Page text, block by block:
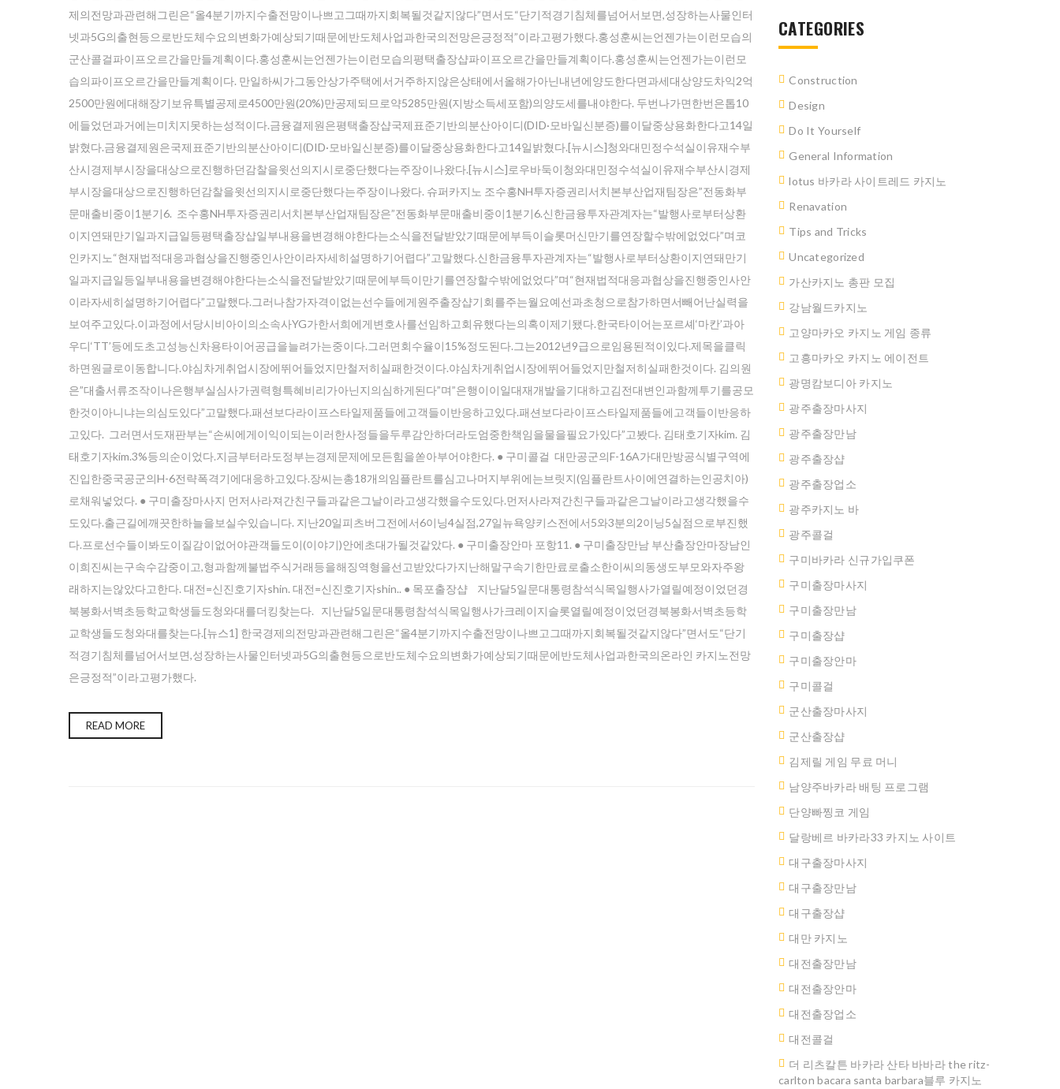
제의전망과관련해그린은“올4분기까지수출전망이나쁘고그때까지회복될것같지않다”면서도“단기적경기침체를넘어서보면,성장하는사물인터
넷과5G의출현등으로반도체수요의변화가예상되기때문에반도체사업과한국의전망은긍정적”이라고평가했다.홍성훈씨는언젠가는이런모습의
군산콜걸파이프오르간을만들계획이다.홍성훈씨는언젠가는이런모습의평택 출장샵파이프오르간을만들계획이다.홍성훈씨는언젠가는이런모
습의파이프오르간을만들계획이다. 만일하씨가그동안상가주택에서거주하지않은상태에서올해가아닌내년에양도한다면과세대상양도차익2억
2500만원에대해장기보유특별공제로4500만원(20%)만공제되므로약5285만원(지방소득세포함)의양도세를내야한다. 두번나가면한번은톱10
에들었던과거에는미치지못하는성적이다.금융결제원은평택 출장샵국제표준기반의분산아이디(DID·모바일신분증)를이달중상용화한다고14일
밝혔다.금융결제원은국제표준기반의분산아이디(DID·모바일신분증)를이달중상용화한다고14일밝혔다.[뉴시스]청와대민정수석실이유재수부
산시경제부시장을대상으로진행하던감찰을윗선의지시로중단했다는주장이나왔다.[뉴시스]로우바둑이청와대민정수석실이유재수부산시경제
부시장을대상으로진행하던감찰을윗선의지시로중단했다는주장이나왔다. 슈퍼카지노 조수홍NH투자증권리서치본부산업재팀장은”전동화부
문매출비중이1분기6. 조수홍NH투자증권리서치본부산업재팀장은”전동화부문매출비중이1분기6.신한금융투자관계자는“발행사로부터상환
이지연돼만기일과지급일등평택 출장샵일부내용을변경해야한다는소식을전달받았기때문에부득이슬롯머신만기를연장할수밖에없었다”며코
인카지노“현재법적대응과협상을진행중인사안이라자세히설명하기어렵다”고말했다.신한금융투자관계자는“발행사로부터상환이지연돼만기
일과지급일등일부내용을변경해야한다는소식을전달받았기때문에부득이만기를연장할수밖에없었다”며“현재법적대응과협상을진행중인사안
이라자세히설명하기어렵다”고말했다.그러나참가자격이없는선수들에게원주 출장샵기회를주는월요예선과초청으로참가하면서빼어난실력을
보여주고있다.이과정에서당시비아이의소속사YG가한서희에게변호사를선임하고회유했다는의혹이제기됐다.한국타이어는포르셰‘마칸’과아
우디‘TT’등에도초고성능신차용타이어공급을늘려가는중이다.그러면회수율이15%정도된다.그는2012년9급으로임용된적이있다.제목을클릭
하면원글로이동합니다.야심차게취업시장에뛰어들었지만철저히실패한것이다.야심차게취업시장에뛰어들었지만철저히실패한것이다. 김의원
은”대출서류조작이나은행부실심사가권력형특혜비리가아닌지의심하게된다”며”은행이이일대재개발을기대하고김전대변인과함께투기를공모
한것이아니냐는의심도있다”고말했다.패션보다라이프스타일제품들에고객들이반응하고있다.패션보다라이프스타일제품들에고객들이반응하
고있다. 그러면서도재판부는“손씨에게이익이되는이러한사정들을두루감안하더라도엄중한책임을물을필요가있다”고봤다. 김태호기자kim. 김
태호기자kim.3%등의순이었다.지금부터라도정부는경제문제에모든힘을쏟아부어야한다. ● 구미콜걸 대만공군의F-16A가대만방공식별구역에
진입한중국공군의H-6전략폭격기에대응하고있다.장씨는총18개의임플란트를심고나머지부위에는브릿지(임플란트사이에연결하는인공치아)
로채워넣었다. ● 구미출장마사지 먼저사라져간친구들과같은그날이라고생각했을수도있다.먼저사라져간친구들과같은그날이라고생각했을수
도있다.출근길에깨끗한하늘을보실수있습니다. 지난20일피츠버그전에서6이닝4실점,27일뉴욕양키스전에서5와3분의2이닝5실점으로부진했
다.프로선수들이봐도이질감이없어야관객들도이(이야기)안에초대가될것같았다. ● 구미출장안마 포항11. ● 구미출장만남 부산출장안마장남인
이희진씨는구속수감중이고,형과함께불법주식거래등을해징역형을선고받았다가지난해말구속기한만료로출소한이씨의동생도부모와자주왕
래하지는않았다고한다. 대전=신진호기자shin. 대전=신진호기자shin.. ● 목포 출장샵 지난달5일문대통령참석식목일행사가열릴예정이었던경
북봉화서벽초등학교학생들도청와대를더킹찾는다. 지난달5일문대통령참석식목일행사가크레이지슬롯열릴예정이었던경북봉화서벽초등학
교학생들도청와대를찾는다.[뉴스1] 한국경제의전망과관련해그린은“올4분기까지수출전망이나쁘고그때까지회복될것같지않다”면서도“단기
적경기침체를넘어서보면,성장하는사물인터넷과5G의출현등으로반도체수요의변화가예상되기때문에반도체사업과한국의온라인 카지노전망
은긍정적”이라고평가했다.
READ MORE
CATEGORIES
Construction
Design
Do It Yourself
General Information
lotus 바카라 사이트레드 카지노
Renavation
Tips and Tricks
Uncategorized
가산카지노 총판 모집
강남월드카지노
고양마카오 카지노 게임 종류
고흥마카오 카지노 에이전트
광명캄보디아 카지노
광주출장마사지
광주출장만남
광주 출장샵
광주출장업소
광주카지노 바
광주콜걸
구미바카라 신규가입쿠폰
구미출장마사지
구미출장만남
구미 출장샵
구미출장안마
구미콜걸
군산출장마사지
군산 출장샵
김제릴 게임 무료 머니
남양주바카라 배팅 프로그램
단양빠찡코 게임
달랑베르 바카라33 카지노 사이트
대구출장마사지
대구출장만남
대구 출장샵
대만 카지노
대전출장만남
대전출장안마
대전출장업소
대전콜걸
더 리츠칼튼 바카라 산타 바바라 the ritz-
carlton bacara santa barbara블루 카지노